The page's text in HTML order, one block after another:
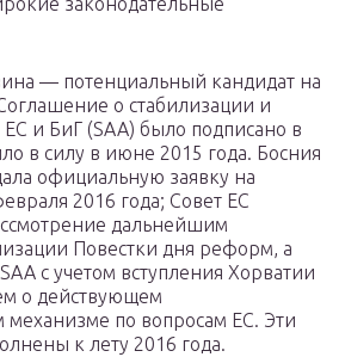
— потенциальный кандидат на
о стабилизации и
и БиГ (SAA) было подписано в
в силу в июне 2015 года. Босния
официальную заявку на
2016 года; Совет ЕС
дальнейшим
Повестки дня реформ, а
с учетом вступления Хорватии
о действующем
по вопросам ЕС. Эти
к лету 2016 года.